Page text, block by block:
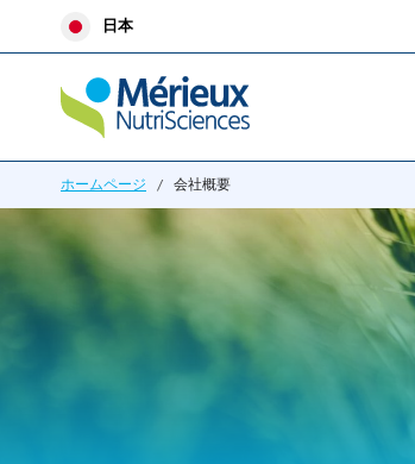
容
プ
日本
ホームページ / 会社概要